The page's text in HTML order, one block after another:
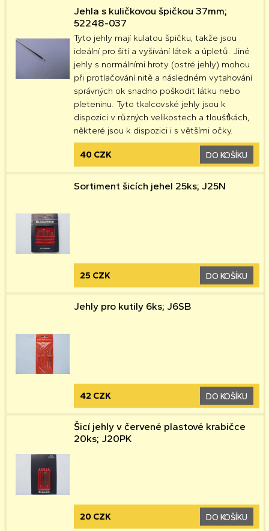
Jehla s kuličkovou špičkou 37mm;
52248-037
Tyto jehly mají kulatou špičku, takže jsou
ideální pro šití a vyšívání látek a úpletů. Jiné
jehly s normálními hroty (ostré jehly) mohou
při protlačování nitě a následném vytahování
správných ok snadno poškodit látku nebo
pleteninu. Tyto tkalcovské jehly jsou k
dispozici v různých velikostech a tloušťkách,
některé jsou k dispozici i s většími očky.
40 CZK DO KOŠÍKU
Sortiment šicích jehel 25ks; J25N
25 CZK DO KOŠÍKU
Jehly pro kutily 6ks; J6SB
42 CZK DO KOŠÍKU
Šicí jehly v červené plastové krabičce
20ks; J20PK
20 CZK DO KOŠÍKU